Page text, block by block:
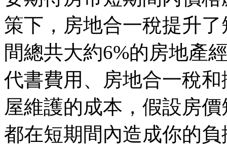
策下，房地合一稅提升
間總共大約6%的房地產
代書費用、房地合一稅
屋維護的成本，假設房
都在短期間內造成你的負